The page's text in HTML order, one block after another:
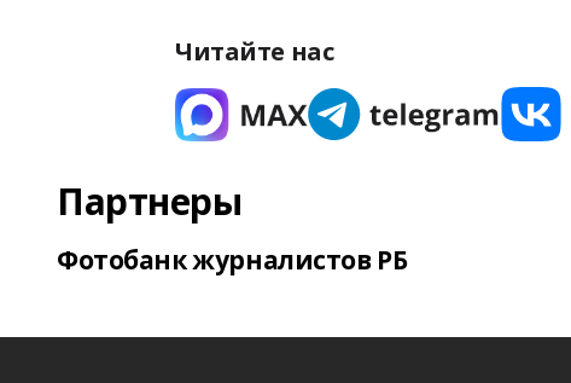
Читайте нас
Партнеры
Фотобанк журналистов РБ